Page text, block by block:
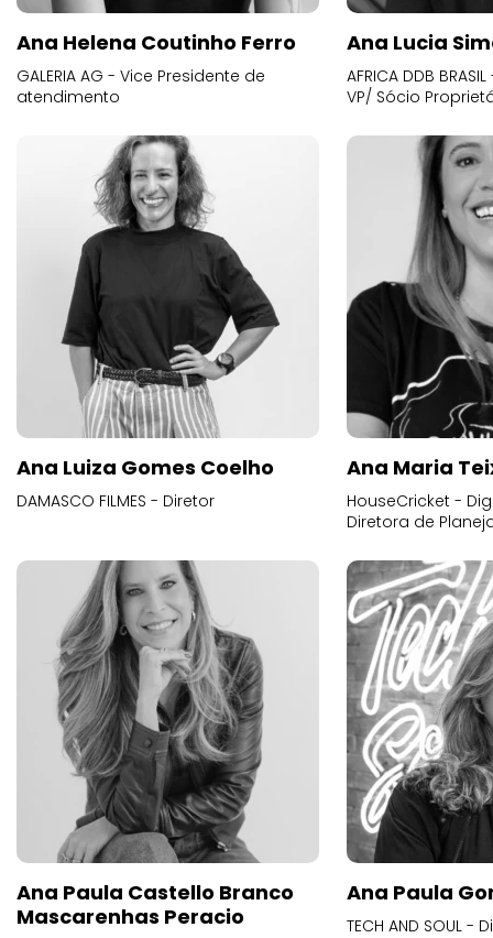
Ana Helena Coutinho Ferro
GALERIA AG - Vice Presidente de
atendimento
Ana Lucia
AFRICA DDB
VP/ Sócio
Ana Luiza Gomes Coelho
DAMASCO FILMES - Diretor
Ana Maria
HouseCricket -
Diretora de
Ana Paula Castello Branco
Mascarenhas Peracio
Ana Paula
TECH AND SOUL